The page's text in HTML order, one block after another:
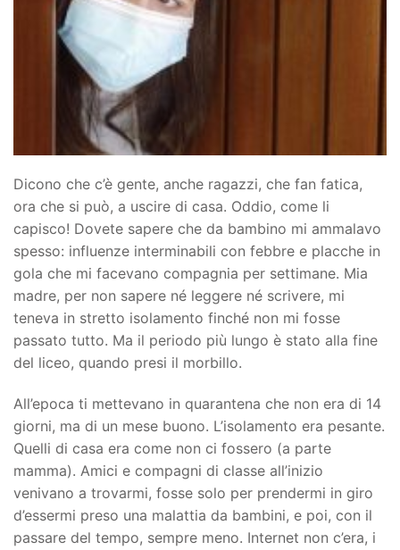
Dicono che c’è gente, anche ragazzi, che fan fatica,
ora che si può, a uscire di casa. Oddio, come li
capisco! Dovete sapere che da bambino mi ammalavo
spesso: influenze interminabili con febbre e placche in
gola che mi facevano compagnia per settimane. Mia
madre, per non sapere né leggere né scrivere, mi
teneva in stretto isolamento finché non mi fosse
passato tutto. Ma il periodo più lungo è stato alla fine
del liceo, quando presi il morbillo.
All’epoca ti mettevano in quarantena che non era di 14
giorni, ma di un mese buono. L’isolamento era pesante.
Quelli di casa era come non ci fossero (a parte
mamma). Amici e compagni di classe all’inizio
venivano a trovarmi, fosse solo per prendermi in giro
d’essermi preso una malattia da bambini, e poi, con il
passare del tempo, sempre meno. Internet non c’era, i